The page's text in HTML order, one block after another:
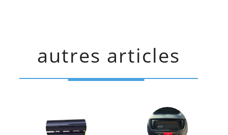
autres articles